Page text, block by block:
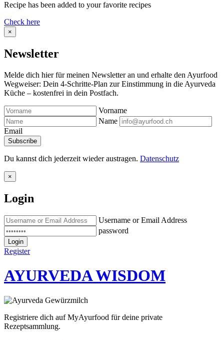
Recipe has been added to your favorite recipes
Check here
×
Newsletter
Melde dich hier für meinen Newsletter an und erhalte den Ayurfood
Wegweiser: Dein 4-Schritte-Plan zur Einstimmung in die Ayurveda
Küche – kostenfrei in dein Postfach.
Vorname
Name
Email
Du kannst dich jederzeit wieder austragen. Datenschutz
×
Login
Username or Email Address
password
Login
Register
AYURVEDA WISDOM
Registriere dich auf MyAyurfood für deine private
Rezeptsammlung.